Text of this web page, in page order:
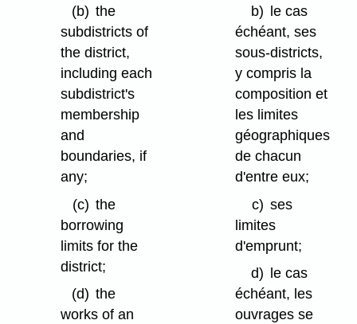
(b) the
subdistricts of
the district,
including each
subdistrict's
membership
and
boundaries, if
any;
(c) the
borrowing
limits for the
district;
(d) the
works of an
b) le cas
échéant, ses
sous-districts,
y compris la
composition et
les limites
géographiques
de chacun
d'entre eux;
c) ses
limites
d'emprunt;
d)
le cas
échéant, les
ouvrages se